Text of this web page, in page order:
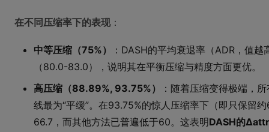
在不同压缩率下的表现：
中等压缩（75%）
：DASH的平均衰退率（ADR，值
（80.0-83.0），说明其在平衡压缩与精度方面更优。
高压缩（88.89%, 93.75%）
：随着压缩变得极端，
线最为“平缓”。在93.75%的惊人压缩率下（即只保留
66.7，而其他方法已普遍低于60。这表明DASH的